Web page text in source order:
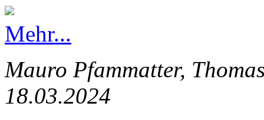
Mehr...
Mauro Pfammatter,
18.03.2024